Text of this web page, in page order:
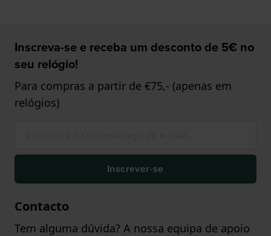
Inscreva-se e receba um desconto de 5€ no
seu relógio!
Para compras a partir de €75,- (apenas em
relógios)
Inscrever-se
Contacto
Tem alguma dúvida? A nossa equipa de apoio